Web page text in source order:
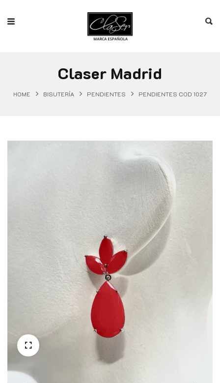
Claser Madrid
HOME BISUTERÍA PENDIENTES PENDIENTES COD 1027